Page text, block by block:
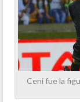
Ceni fue la